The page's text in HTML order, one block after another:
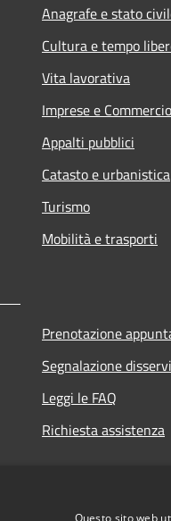
Anagrafe e stato
Cultura e tempo
Vita lavorativa
Imprese e Commercio
Appalti pubblici
Catasto e urbanistica
Turismo
Mobilità e trasporti
Prenotazione
Segnalazione
Leggi le FAQ
Richiesta assistenza
Questo sito web